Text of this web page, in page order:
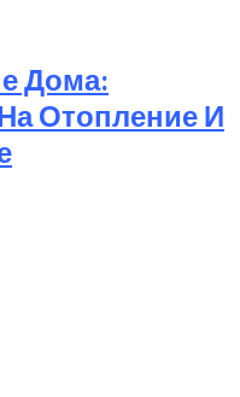
Дома:
Отопление И